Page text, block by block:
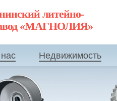
литейно-
«МАГНОЛИЯ»
Недвижимость